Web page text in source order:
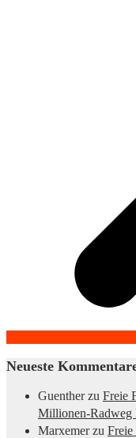
Neueste
Guentherzu Freie
Millionen-Radweg
Marxemerzu Freie